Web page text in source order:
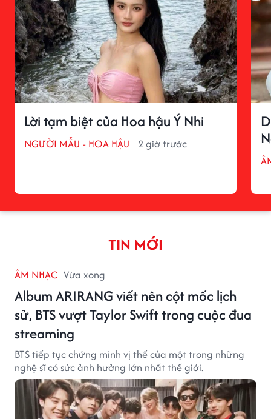
Lời tạm biệt của Hoa hậu Ý Nhi
NGƯỜI MẪU - HOA HẬU 2 giờ trước
TIN MỚI
ÂM NHẠC Vừa xong
Album ARIRANG viết nên cột mốc lịch
sử, BTS vượt Taylor Swift trong cuộc đua
streaming
BTS tiếp tục chứng minh vị thế của một trong những
nghệ sĩ có sức ảnh hưởng lớn nhất thế giới.